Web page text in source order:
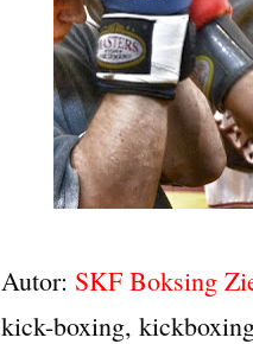
Autor: SKF Boksing
kick-boxing,